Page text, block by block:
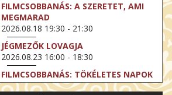
FILMCSOBBANÁS: A SZERETET, AMI
MEGMARAD
2026.08.18 19:30 - 21:30
JÉGMEZŐK LOVAGJA
2026.08.23 16:00 - 18:30
FILMCSOBBANÁS: TÖKÉLETES NAPOK
2026.08.25 19:30 - 21:45